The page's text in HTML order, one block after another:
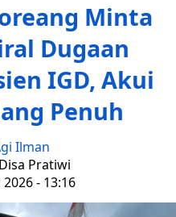
Minta
Dugaan
IGD, Akui
Penuh
Ilman
Pratiwi
- 13:16